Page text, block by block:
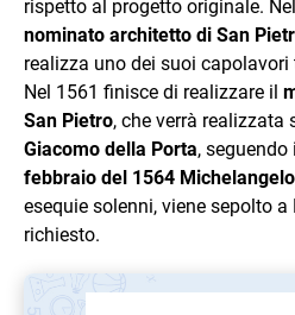
rispetto al progetto originale.
nominato architetto di San
realizza uno dei suoi capolavori
Nel 1561 finisce di realizzare il
San Pietro, che verrà realizzata
Giacomo della Porta,
febbraio del 1564
esequie solenni, viene sepolto a
richiesto.